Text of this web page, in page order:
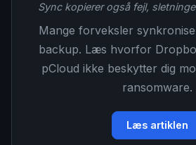
Sync kopierer også fejl,
Mange forveksler
backup. Læs hvorfor
pCloud ikke beskytter dig
ransomware.
Læs artiklen